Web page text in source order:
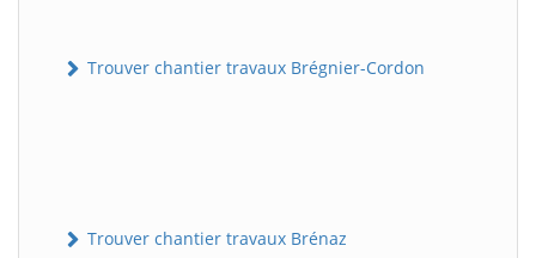
Trouver chantier travaux Brégnier-Cordon
Trouver chantier travaux Brénaz